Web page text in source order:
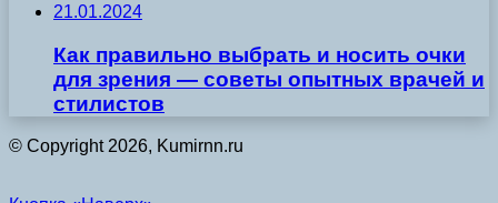
21.01.2024
Как правильно выбрать и носить очки
для зрения — советы опытных врачей и
стилистов
© Copyright 2026, Kumirnn.ru